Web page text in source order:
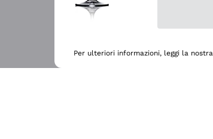
Per ulteriori informazioni, leggi la nostra